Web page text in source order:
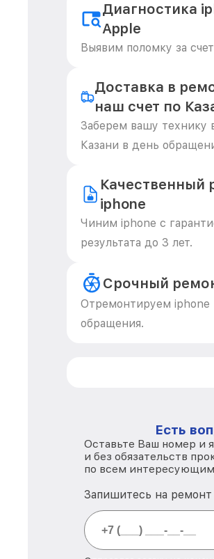
Диагностика
Apple
Выявим поломку за
Доставка в
наш счет по
Заберем вашу технику
Казани в день
Качественный
iphone
Чиним iphone с
результата до 3 лет.
Срочный
Отремонтируем iphone
обращения.
Есть
Оставьте Ваш номер и
и без обязательств
по всем
Запишитесь на ремонт